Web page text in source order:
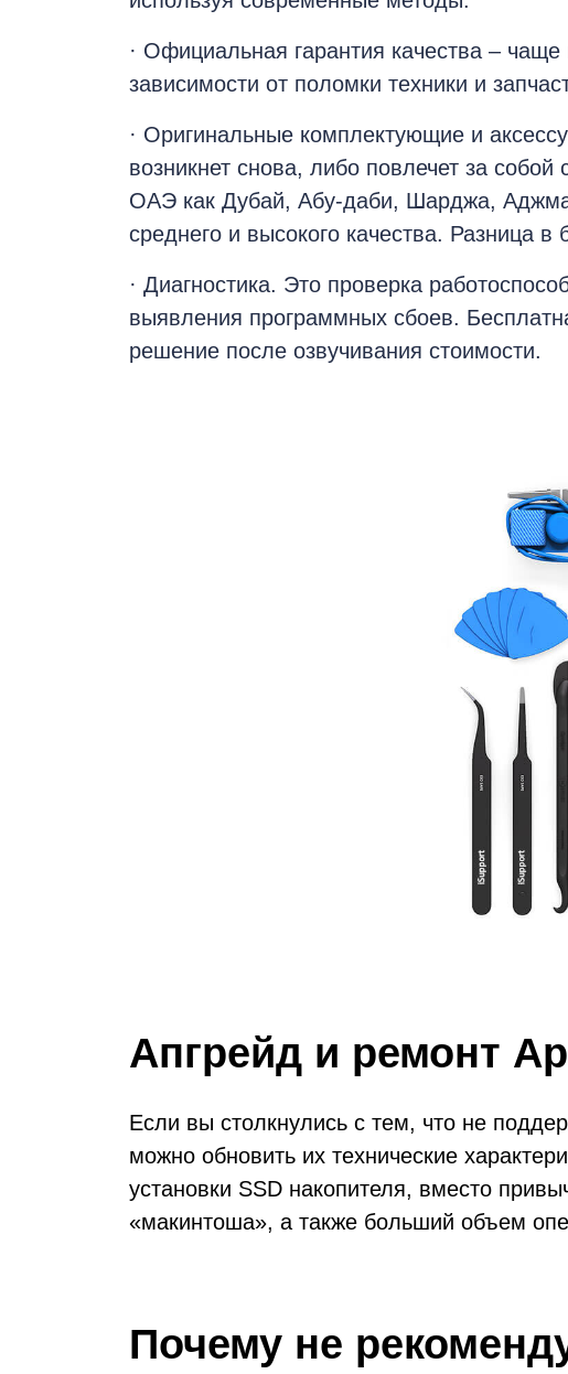
· Официальная гарантия качества –
зависимости от поломки техники и
· Оригинальные комплектующие и
возникнет снова, либо повлечет за
ОАЭ как Дубай, Абу-даби, Шарджа,
среднего и высокого качества. Разница в
· Диагностика. Это проверка
выявления программных сбоев.
решение после озвучивания стоимости.
Апгрейд и ремонт
Если вы столкнулись с тем, что не
можно обновить их технические
установки SSD накопителя, вместо
«макинтоша», а также больший объем
Почему не